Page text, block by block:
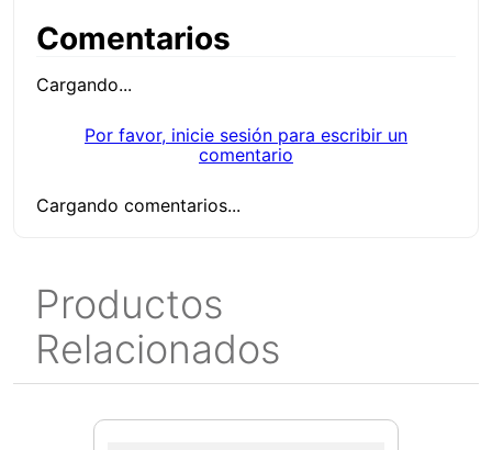
Comentarios
Cargando...
Por favor, inicie sesión para escribir un
comentario
Cargando comentarios...
Productos
Relacionados